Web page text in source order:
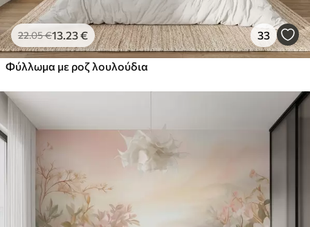
22.05€13 .23€ 33
Φύλλωμα με ροζ λουλούδια